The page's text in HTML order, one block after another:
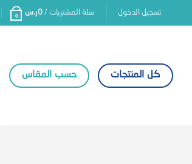
تسجيل الدخول سلة المشتريات / 0ر.س 0
كل المنتجات حسب المقاس